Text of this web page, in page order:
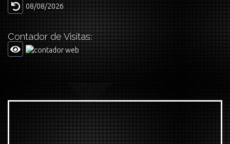
08/08/2026
Contador de Visitas: